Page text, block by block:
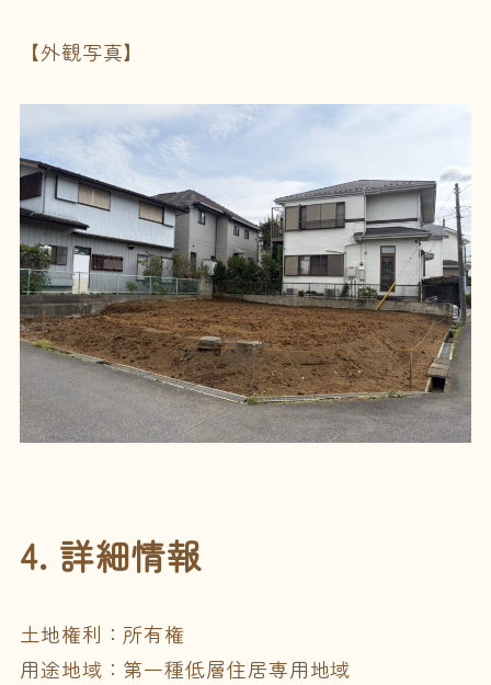
【外観写真】
4. 詳細情報
土地権利：所有権
用途地域：第一種低層住居専用地域